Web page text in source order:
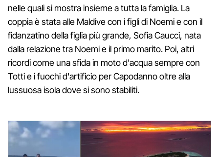
nelle quali si mostra insieme a tutta la famiglia. La
coppia è stata alle Maldive con i figli di Noemi e con il
fidanzatino della figlia più grande, Sofia Caucci, nata
dalla relazione tra Noemi e il primo marito. Poi, altri
ricordi come una sfida in moto d'acqua sempre con
Totti e i fuochi d'artificio per Capodanno oltre alla
lussuosa isola dove si sono stabiliti.